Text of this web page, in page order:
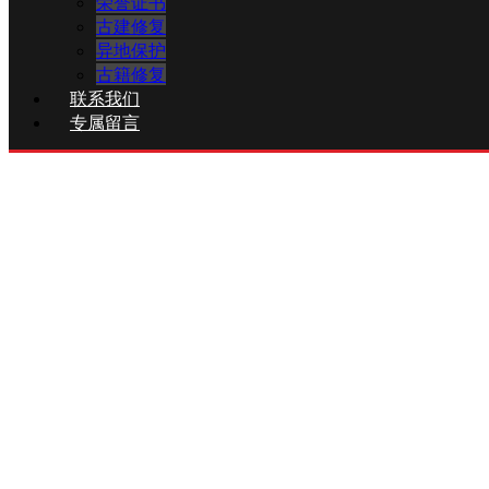
古建修复
异地保护
古籍修复
联系我们
专属留言